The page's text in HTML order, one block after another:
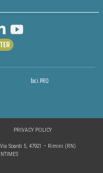
bici.PRO
Soardi 5, 47921 – Rimini (RN)
PRIVACY POLICY